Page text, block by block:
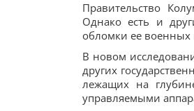
Правительство
Однако есть и
обломки ее военных
В новом
других
лежащих на
управляемыми